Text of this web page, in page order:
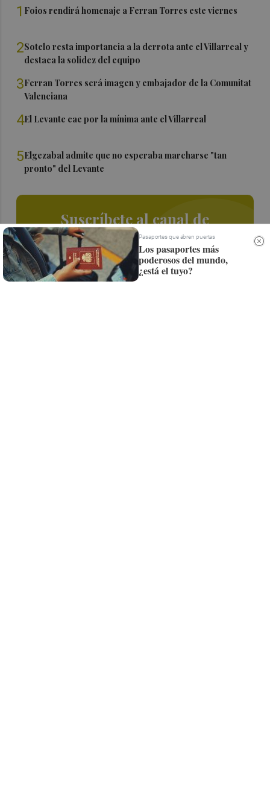
1 Foios rendirá homenaje a Ferran Torres este viernes
2Sotelo resta importancia a la derrota ante el Villarreal y
destaca la solidez del equipo
3Ferran Torres será imagen y embajador de la Comunitat
Valenciana
4El Levante cae por la mínima ante el Villarreal
5Elgezabal admite que no esperaba marcharse "tan
pronto" del Levante
Suscríbete al canal de
Whatsapp
Siempre al día de las últimas noticias
¡Quiero suscribirme!
Pasaportes que abren puertas
Los pasaportes más
poderosos del mundo,
¿está el tuyo?